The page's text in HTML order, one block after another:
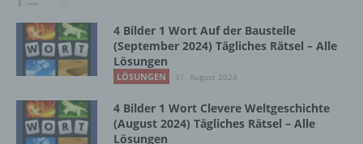
4 Bilder 1 Wort Auf der Baustelle
(September 2024) Tägliches Rätsel – Alle
Lösungen
LÖSUNGEN 31. August 2024
4 Bilder 1 Wort Clevere Weltgeschichte
(August 2024) Tägliches Rätsel – Alle
Lösungen
Daten wie das Erheben, das Erfassen, die
Organisation, das Ordnen, die Speicherung,
die Anpassung oder Veränderung, das
Auslesen, das Abfragen, die Verwendung,
Verbreitung oder eine andere Form der
Bereitstellung, den Abgleich oder die
Verknüpfung, die Einschränkung, das